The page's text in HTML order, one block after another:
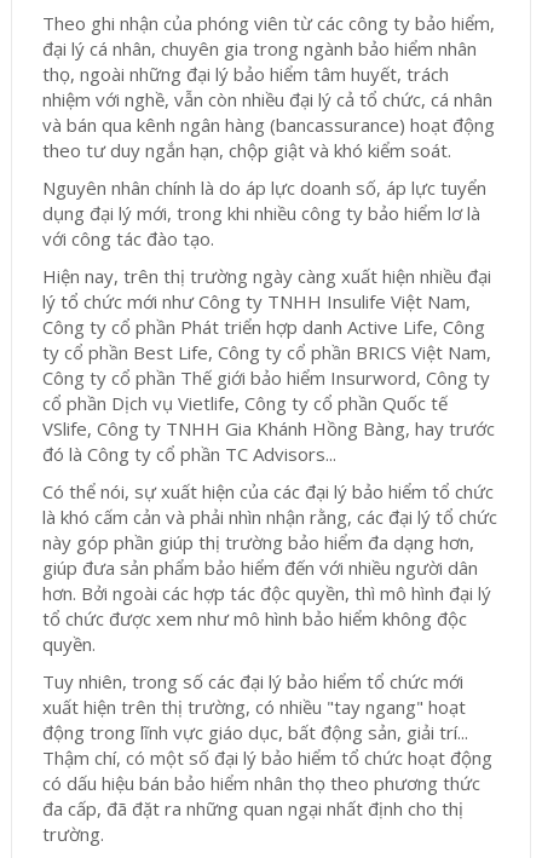
Theo ghi nhận của phóng viên từ các công ty bảo hiểm,
đại lý cá nhân, chuyên gia trong ngành bảo hiểm nhân
thọ, ngoài những đại lý bảo hiểm tâm huyết, trách
nhiệm với nghề, vẫn còn nhiều đại lý cả tổ chức, cá nhân
và bán qua kênh ngân hàng (bancassurance) hoạt động
theo tư duy ngắn hạn, chộp giật và khó kiểm soát.
Nguyên nhân chính là do áp lực doanh số, áp lực tuyển
dụng đại lý mới, trong khi nhiều công ty bảo hiểm lơ là
với công tác đào tạo.
Hiện nay, trên thị trường ngày càng xuất hiện nhiều đại
lý tổ chức mới như Công ty TNHH Insulife Việt Nam,
Công ty cổ phần Phát triển hợp danh Active Life, Công
ty cổ phần Best Life, Công ty cổ phần BRICS Việt Nam,
Công ty cổ phần Thế giới bảo hiểm Insurword, Công ty
cổ phần Dịch vụ Vietlife, Công ty cổ phần Quốc tế
VSlife, Công ty TNHH Gia Khánh Hồng Bàng, hay trước
đó là Công ty cổ phần TC Advisors...
Có thể nói, sự xuất hiện của các đại lý bảo hiểm tổ chức
là khó cấm cản và phải nhìn nhận rằng, các đại lý tổ chức
này góp phần giúp thị trường bảo hiểm đa dạng hơn,
giúp đưa sản phẩm bảo hiểm đến với nhiều người dân
hơn. Bởi ngoài các hợp tác độc quyền, thì mô hình đại lý
tổ chức được xem như mô hình bảo hiểm không độc
quyền.
Tuy nhiên, trong số các đại lý bảo hiểm tổ chức mới
xuất hiện trên thị trường, có nhiều "tay ngang" hoạt
động trong lĩnh vực giáo dục, bất động sản, giải trí...
Thậm chí, có một số đại lý bảo hiểm tổ chức hoạt động
có dấu hiệu bán bảo hiểm nhân thọ theo phương thức
đa cấp, đã đặt ra những quan ngại nhất định cho thị
trường.